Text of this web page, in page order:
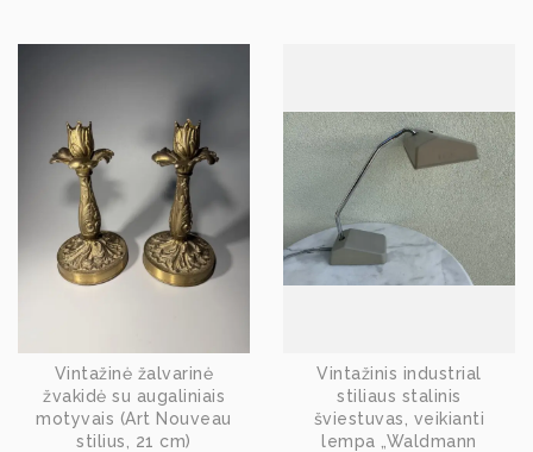
Vintažinė žalvarinė
žvakidė su augaliniais
motyvais (Art Nouveau
stilius, 21 cm)
Vintažinis industrial
stiliaus stalinis
šviestuvas, veikianti
lempa „Waldmann